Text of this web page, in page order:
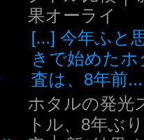
果オーライ
[...] 今年ふと
きで始めたホ
査は、8年前...
ホタルの発光
トル、8年ぶ